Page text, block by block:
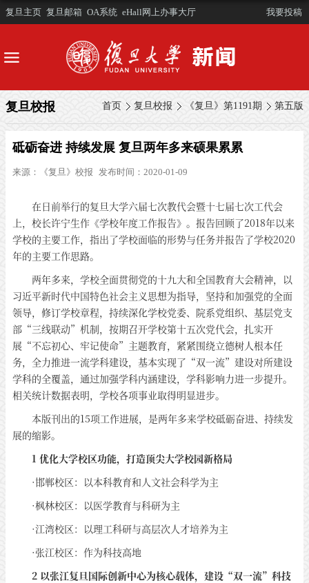
复旦主页 复旦邮箱 OA系统 eHall网上办事大厅 我要投稿
首页 复旦校报 《复旦》第1191期 第五版
复旦校报
砥砺奋进 持续发展 复旦两年多来硕果累累
来源： 《复旦》校报 发布时间：2020-01-09
在日前举行的复旦大学六届七次教代会暨十七届七次工代会
上，校长许宁生作《学校年度工作报告》。报告回顾了2018年以来
学校的主要工作，指出了学校面临的形势与任务并报告了学校2020
年的主要工作思路。
两年多来，学校全面贯彻党的十九大和全国教育大会精神，以
习近平新时代中国特色社会主义思想为指导，坚持和加强党的全面
领导，修订学校章程，持续深化学校党委、院系党组织、基层党支
部“三线联动”机制，按期召开学校第十五次党代会，扎实开
展“不忘初心、牢记使命”主题教育，紧紧围绕立德树人根本任
务，全力推进一流学科建设，基本实现了“双一流”建设对所建设
学科的全覆盖，通过加强学科内涵建设，学科影响力进一步提升。
相关统计数据表明，学校各项事业取得明显进步。
本版刊出的15项工作进展，是两年多来学校砥砺奋进、持续发
展的缩影。
1 优化大学校区功能，打造顶尖大学校园新格局
·邯郸校区：以本科教育和人文社会科学为主
·枫林校区：以医学教育与科研为主
·江湾校区：以理工科研与高层次人才培养为主
·张江校区：作为科技高地
2 以张江复旦国际创新中心为核心载体，建设“双一流”科技